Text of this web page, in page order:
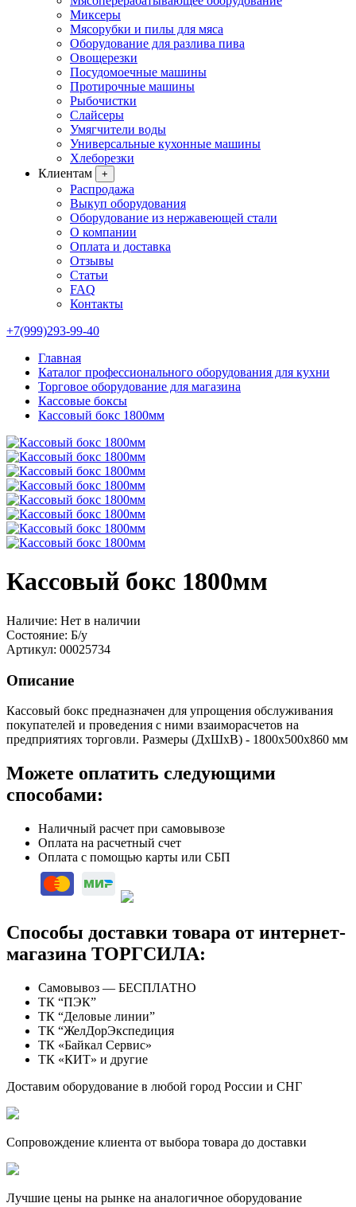
Миксеры
Мясорубки и пилы для мяса
Оборудование для разлива пива
Овощерезки
Посудомоечные машины
Протирочные машины
Рыбочистки
Слайсеры
Умягчители воды
Универсальные кухонные машины
Хлеборезки
Клиентам
+
Распродажа
Выкуп оборудования
Оборудование из нержавеющей стали
О компании
Оплата и доставка
Отзывы
Статьи
FAQ
Контакты
+7(999)293-99-40
Главная
Каталог профессионального оборудования для кухни
Торговое оборудование для магазина
Кассовые боксы
Кассовый бокс 1800мм
Кассовый бокс 1800мм
Наличие: Нет в наличии
Состояние: Б/у
Артикул: 00025734
Описание
Кассовый бокс предназначен для упрощения обслуживания
покупателей и проведения с ними взаиморасчетов на
предприятиях торговли. Размеры (ДхШхВ) - 1800х500х860 мм
Можете оплатить следующими
способами:
Наличный расчет при самовывозе
Оплата на расчетный счет
Оплата с помощью карты или СБП
Способы доставки товара от интернет-
магазина ТОРГСИЛА:
Самовывоз — БЕСПЛАТНО
ТК “ПЭК”
ТК “Деловые линии”
ТК “ЖелДорЭкспедиция
ТК «Байкал Сервис»
ТК «КИТ» и другие
Доставим оборудование в любой город России и СНГ
Сопровождение клиента от выбора товара до доставки
Лучшие цены на рынке на аналогичное оборудование